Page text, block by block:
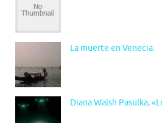
La muerte en Venecia.
Diana Walsh Pasulka,